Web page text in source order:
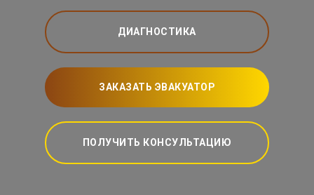
ДИАГНОСТИКА
ЗАКАЗАТЬ ЭВАКУАТОР
ПОЛУЧИТЬ КОНСУЛЬТАЦИЮ